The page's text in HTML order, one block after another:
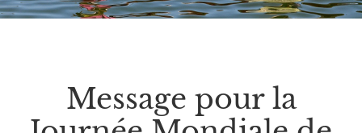
Message pour la